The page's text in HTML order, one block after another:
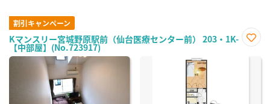
割引キャンペーン
Kマンスリー宮城野原駅前（仙台医療センター前） 203・1K-
【中部屋】(No.723917)
に入